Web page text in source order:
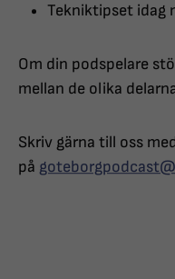
Tekniktipset idag
Om din podspelare
mellan de olika
Skriv gärna till oss
på